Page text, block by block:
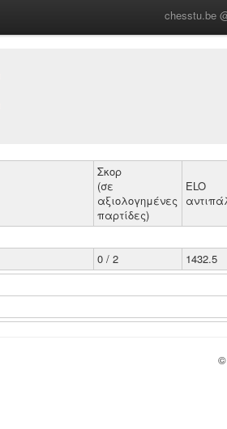
chesstu.be
Σκορ
(σε
αξιολογημένες
παρτίδες)
ELO
0 / 2 1432.5
©